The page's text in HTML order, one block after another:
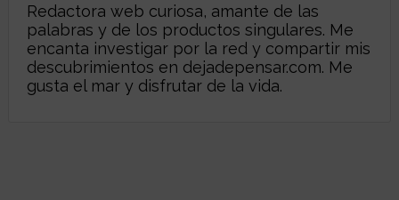
Redactora web curiosa, amante de las
palabras y de los productos singulares. Me
encanta investigar por la red y compartir mis
descubrimientos en dejadepensar.com. Me
gusta el mar y disfrutar de la vida.